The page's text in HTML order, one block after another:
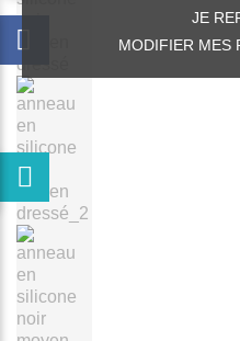
JE
MODIFIER MES